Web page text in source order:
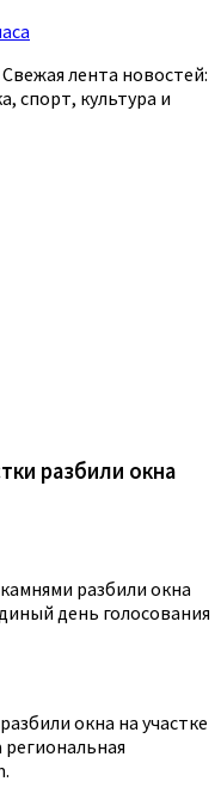
лента новостей:
спорт, культура и
разбили окна
разбили окна
день голосования
окна на участке